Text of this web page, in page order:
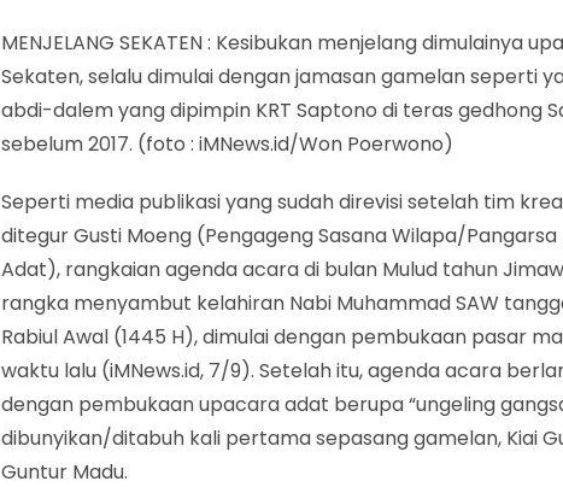
MENJELANG SEKATEN : Kesibukan menjelang dimulainya
Sekaten, selalu dimulai dengan jamasan gamelan seperti
abdi-dalem yang dipimpin KRT Saptono di teras gedhong
sebelum 2017. (foto : iMNews.id/Won Poerwono)
Seperti media publikasi yang sudah direvisi setelah tim
ditegur Gusti Moeng (Pengageng Sasana Wilapa/
Adat), rangkaian agenda acara di bulan Mulud tahun
rangka menyambut kelahiran Nabi Muhammad SAW
Rabiul Awal (1445 H), dimulai dengan pembukaan pasar
waktu lalu (iMNews.id, 7/9). Setelah itu, agenda acara
dengan pembukaan upacara adat berupa “ungeling
dibunyikan/ditabuh kali pertama sepasang gamelan, Kiai
Guntur Madu.